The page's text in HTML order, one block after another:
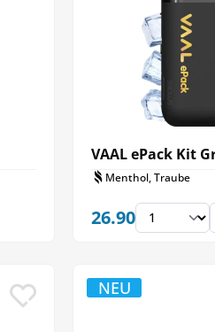
VAAL ePack Kit
Menthol, Traube
26.90
NEU